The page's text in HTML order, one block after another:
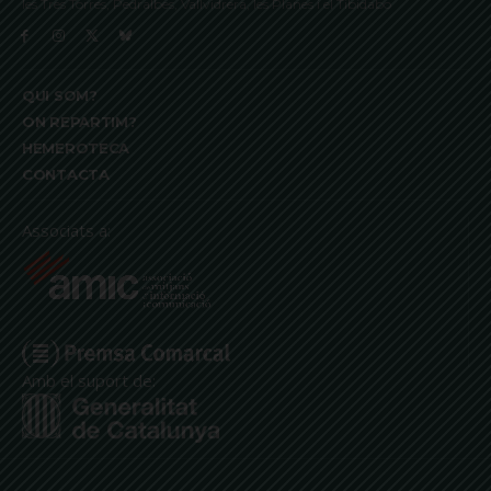
les Tres Torres, Pedralbes, Vallvidrera, les Planes i el Tibidabo
QUI SOM?
ON REPARTIM?
HEMEROTECA
CONTACTA
Associats a:
Amb el suport de: